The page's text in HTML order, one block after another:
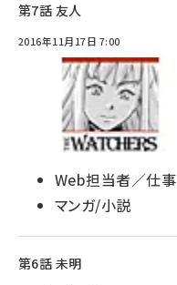
第7話 友人
2016年11月17日 7:00
Web担当者／仕事
マンガ/小説
第6話 未明